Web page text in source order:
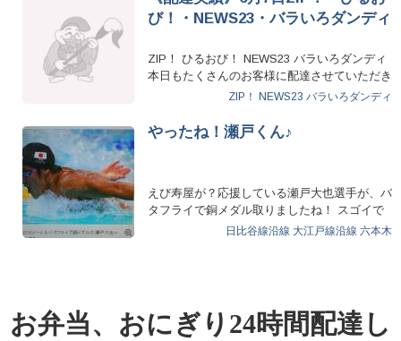
び！・NEWS23・バラいろダンディ
ZIP！ ひるおび！ NEWS23 バラいろダンディ
本日もたくさんのお客様に配達させていただき
ZIP！ NEWS23 バラいろダンディ
やったね！瀬戸くん♪
えび寿屋が？応援している瀬戸大也選手が、バ
タフライで銅メダル取りましたね！ スゴイで
す！引き続き応援して…
日比谷線沿線 大江戸線沿線 六本木
お弁当、おにぎり24時間配達し